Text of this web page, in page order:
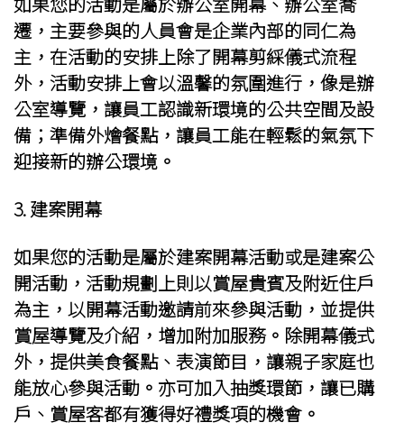
遷，主要參與的人員會是企業內部的同仁為
主，在活動的安排上除了開幕剪綵儀式流程
外，活動安排上會以溫馨的氛圍進行，像是辦
公室導覽，讓員工認識新環境的公共空間及設
備；準備外燴餐點，讓員工能在輕鬆的氣氛下
迎接新的辦公環境。
3.建案開幕
如果您的活動是屬於建案開幕活動或是建案公
開活動，活動規劃上則以賞屋貴賓及附近住戶
為主，以開幕活動邀請前來參與活動，並提供
賞屋導覽及介紹，增加附加服務。除開幕儀式
外，提供美食餐點、表演節目，讓親子家庭也
能放心參與活動。亦可加入抽獎環節，讓已購
戶、賞屋客都有獲得好禮獎項的機會。